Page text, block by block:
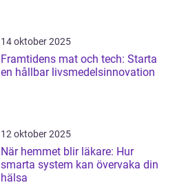
14 oktober 2025
Framtidens mat och tech: Starta
en hållbar livsmedelsinnovation
12 oktober 2025
När hemmet blir läkare: Hur
smarta system kan övervaka din
hälsa